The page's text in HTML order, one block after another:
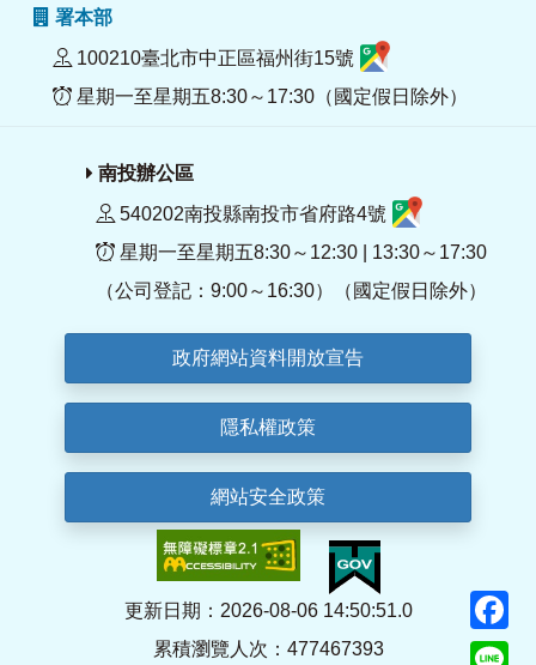
署本部
100210臺北市中正區福州街15號
星期一至星期五8:30～17:30（國定假日除外）
南投辦公區
540202南投縣南投市省府路4號
星期一至星期五8:30～12:30 | 13:30～17:30
（公司登記：9:00～16:30）（國定假日除外）
政府網站資料開放宣告
隱私權政策
網站安全政策
更新日期：2026-08-06 14:50:51.0
累積瀏覽人次：477467393